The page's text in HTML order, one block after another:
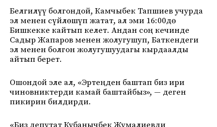
Белгилүү болгондой, Камчыбек Тапшиев учурда
эл менен сүйлөшүп жатат, ал эми 16:00дө
Бишкекке кайтып келет. Андан соң кечинде
Садыр Жапаров менен жолугушуп, Баткендеги
эл менен болгон жолугушуудагы кырдаалды
айтып берет.
Ошондой эле ал, «Эртеңден баштап биз ири
чиновниктерди камай баштайбыз», — деген
пикирин билдирди.